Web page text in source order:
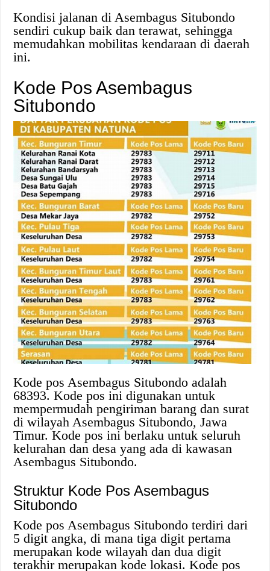
Kondisi jalanan di Asembagus Situbondo
sendiri cukup baik dan terawat, sehingga
memudahkan mobilitas kendaraan di daerah
ini.
Kode Pos Asembagus
Situbondo
Kode pos Asembagus Situbondo adalah
68393. Kode pos ini digunakan untuk
mempermudah pengiriman barang dan surat
di wilayah Asembagus Situbondo, Jawa
Timur. Kode pos ini berlaku untuk seluruh
kelurahan dan desa yang ada di kawasan
Asembagus Situbondo.
Struktur Kode Pos Asembagus
Situbondo
Kode pos Asembagus Situbondo terdiri dari
5 digit angka, di mana tiga digit pertama
merupakan kode wilayah dan dua digit
terakhir merupakan kode lokasi. Kode pos